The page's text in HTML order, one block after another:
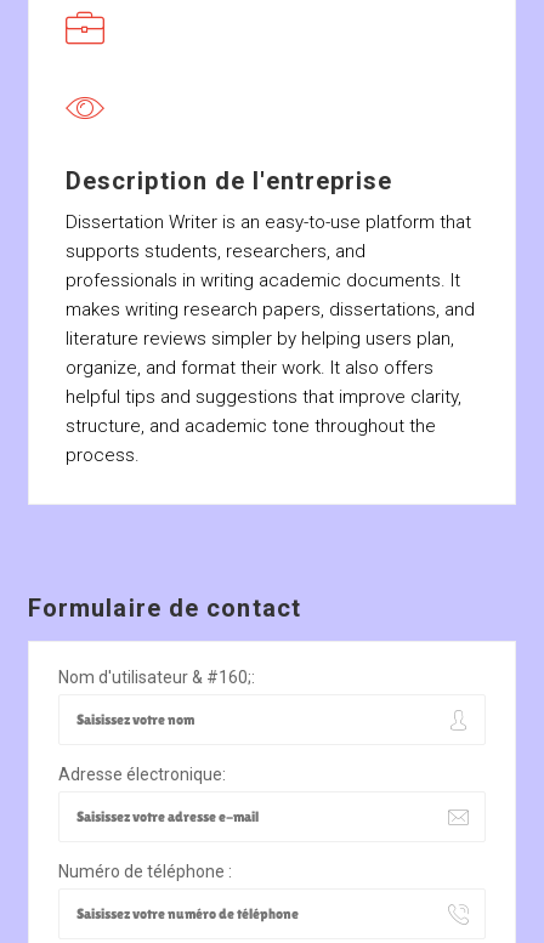
Description de l'entreprise
Dissertation Writer is an easy-to-use platform that
supports students, researchers, and
professionals in writing academic documents. It
makes writing research papers, dissertations, and
literature reviews simpler by helping users plan,
organize, and format their work. It also offers
helpful tips and suggestions that improve clarity,
structure, and academic tone throughout the
process.
Formulaire de contact
Nom d'utilisateur & #160;:
Adresse électronique:
Numéro de téléphone :